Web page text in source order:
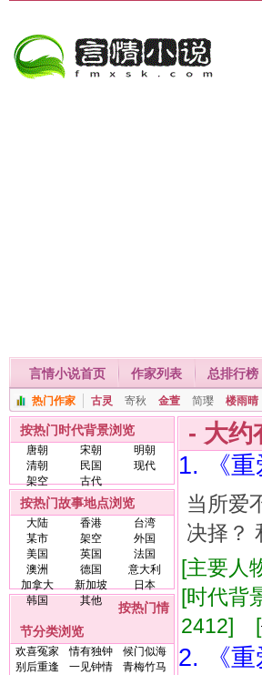
言情小说首页 作家列表 总排行榜
热门作家 古灵 寄秋 金萱 简璎 楼雨晴
按热门时代背景浏览
唐朝 宋朝
明朝
清朝
民国
现代
架空
古代
按热门故事地点浏览
大陆 香港
台湾
某市
架空
外国
美国
英国
法国
澳洲
德国
意大利
加拿大
新加坡
日本
韩国
其他
按热门情
节分类浏览
欢喜冤家 情有独钟
候门似海
别后重逢
一见钟情
青梅竹马
- 大约
1. 《重
当所爱
决择？
[主要人
[时代背
2412] [
2. 《重